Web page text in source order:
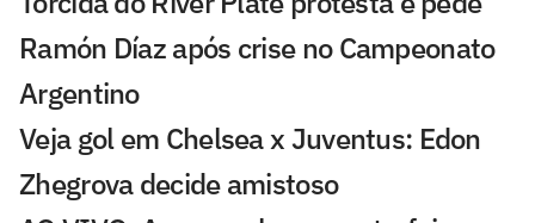
Ramón Díaz após crise no Campeonato
Argentino
Veja gol em Chelsea x Juventus: Edon
Zhegrova decide amistoso